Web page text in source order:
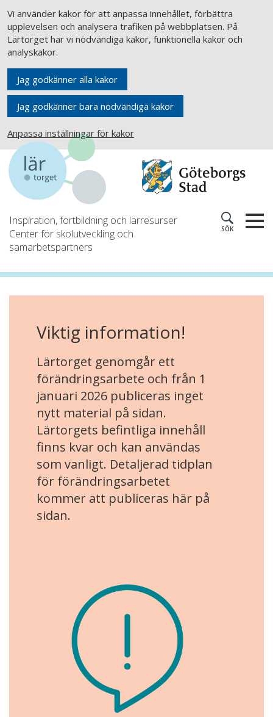
Vi använder kakor för att anpassa innehållet, förbättra
upplevelsen och analysera trafiken på webbplatsen. På
Lärtorget har vi nödvändiga kakor, funktionella kakor och
analyskakor.
Jag godkänner alla kakor
Jag godkänner bara nödvändiga kakor
Anpassa inställningar för kakor
Inspiration, fortbildning och lärresurser
Center för skolutveckling och
samarbetspartners
SÖK
Viktig information!
Lärtorget genomgår ett
förändringsarbete och från 1
januari 2026 publiceras inget
nytt material på sidan.
Lärtorgets befintliga innehåll
finns kvar och kan användas
som vanligt. Detaljerad tidplan
för förändringsarbetet
kommer att publiceras här på
sidan.